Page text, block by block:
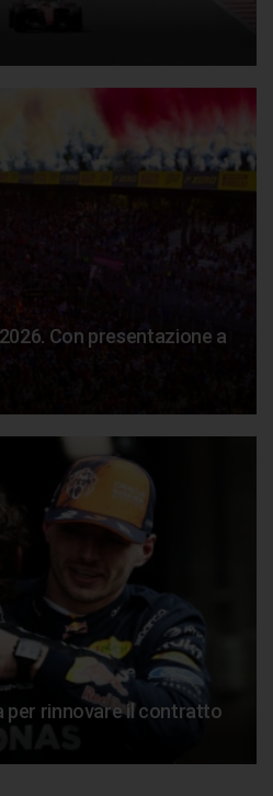
Con presentazione a
per rinnovare il contratto